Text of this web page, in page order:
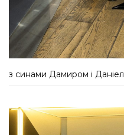
з синами Дамиром і